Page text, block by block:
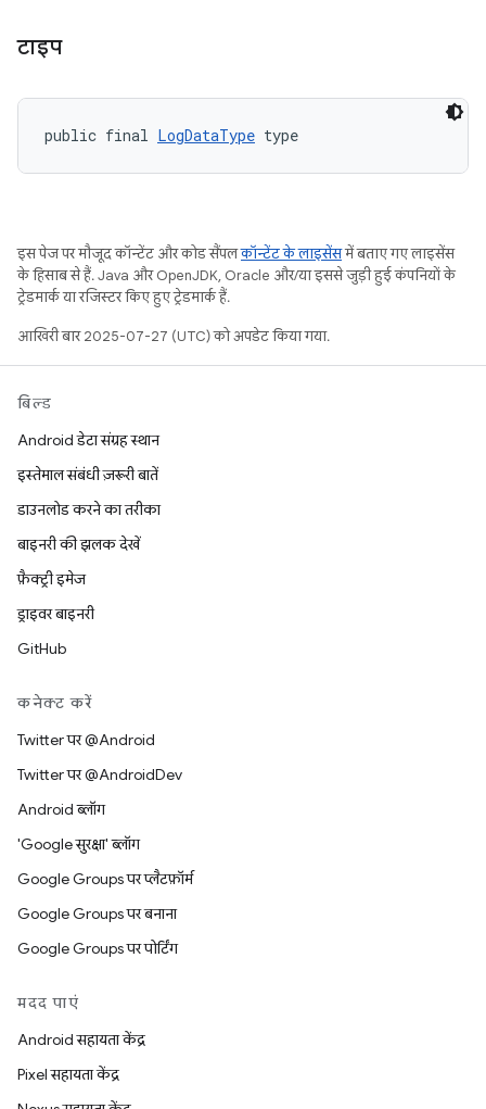
टाइप
public final LogDataType type
इस पेज पर मौजूद कॉन्टेंट और कोड सैंपलकॉन्टेंट के लाइसेंसमें बताए गए लाइसेंस
के हिसाब से हैं. Java और OpenJDK, Oracle और/या इससे जुड़ी हुई कंपनियों के
ट्रेडमार्क या रजिस्टर किए हुए ट्रेडमार्क हैं.
आखिरी बार 2025-07-27 (UTC) को अपडेट किया गया.
बिल्ड
Android डेटा संग्रह स्थान
इस्तेमाल संबंधी ज़रूरी बातें
डाउनलोड करने का तरीका
बाइनरी की झलक देखें
फ़ैक्ट्री इमेज
ड्राइवर बाइनरी
GitHub
कनेक्ट करें
Twitter पर @Android
Twitter पर @AndroidDev
Android ब्लॉग
'Google सुरक्षा' ब्लॉग
Google Groups पर प्लैटफ़ॉर्म
Google Groups पर बनाना
Google Groups पर पोर्टिंग
मदद पाएं
Android सहायता केंद्र
Pixel सहायता केंद्र